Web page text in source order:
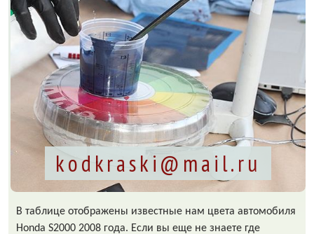
kodkraski@mail.ru
В таблице отображены известные нам цвета автомобиля
Honda S2000 2008 года. Если вы еще не знаете где